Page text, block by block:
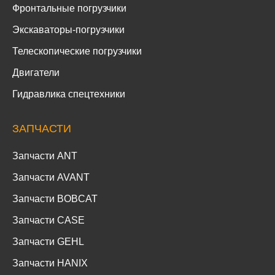
Фронтальные погрузчики
Экскаваторы-погрузчики
Телескопические погрузчики
Двигатели
Гидравлика спецтехники
ЗАПЧАСТИ
Запчасти ANT
Запчасти AVANT
Запчасти BOBCAT
Запчасти CASE
Запчасти GEHL
Запчасти HANIX